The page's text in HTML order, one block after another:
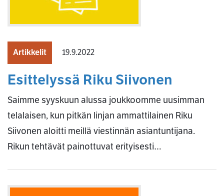
Artikkelit 19.9.2022
Esittelyssä Riku Siivonen
Saimme syyskuun alussa joukkoomme uusimman
telalaisen, kun pitkän linjan ammattilainen Riku
Siivonen aloitti meillä viestinnän asiantuntijana.
Rikun tehtävät painottuvat erityisesti…